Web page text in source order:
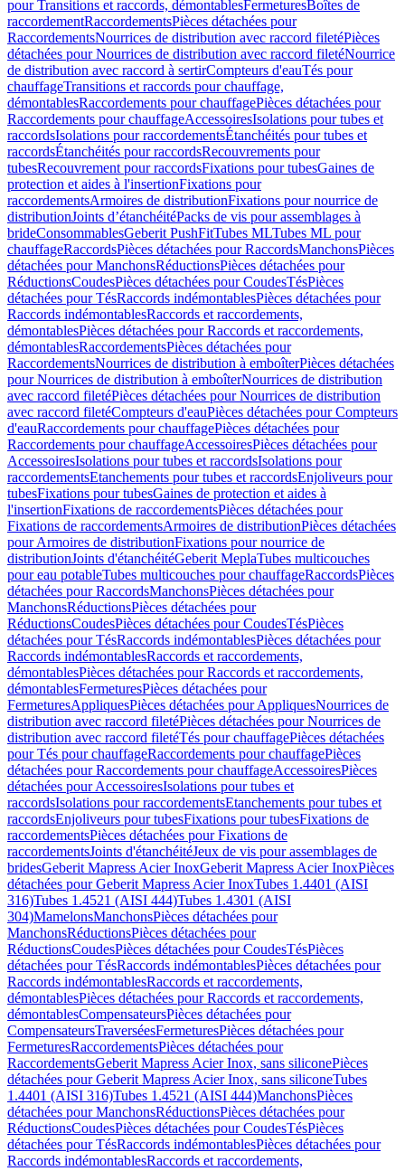
pour Transitions et raccords, démontablesFermeturesBoîtes de
raccordementRaccordementsPièces détachées pour
RaccordementsNourrices de distribution avec raccord filetéPièces
détachées pour Nourrices de distribution avec raccord filetéNourrice
de distribution avec raccord à sertirCompteurs d'eauTés pour
chauffageTransitions et raccords pour chauffage,
démontablesRaccordements pour chauffagePièces détachées pour
Raccordements pour chauffageAccessoiresIsolations pour tubes et
raccordsIsolations pour raccordementsÉtanchéités pour tubes et
raccordsÉtanchéités pour raccordsRecouvrements pour
tubesRecouvrement pour raccordsFixations pour tubesGaines de
protection et aides à l'insertionFixations pour
raccordementsArmoires de distributionFixations pour nourrice de
distributionJoints d’étanchéitéPacks de vis pour assemblages à
brideConsommablesGeberit PushFitTubes MLTubes ML pour
chauffageRaccordsPièces détachées pour RaccordsManchonsPièces
détachées pour ManchonsRéductionsPièces détachées pour
RéductionsCoudesPièces détachées pour CoudesTésPièces
détachées pour TésRaccords indémontablesPièces détachées pour
Raccords indémontablesRaccords et raccordements,
démontablesPièces détachées pour Raccords et raccordements,
démontablesRaccordementsPièces détachées pour
RaccordementsNourrices de distribution à emboîterPièces détachées
pour Nourrices de distribution à emboîterNourrices de distribution
avec raccord filetéPièces détachées pour Nourrices de distribution
avec raccord filetéCompteurs d'eauPièces détachées pour Compteurs
d'eauRaccordements pour chauffagePièces détachées pour
Raccordements pour chauffageAccessoiresPièces détachées pour
AccessoiresIsolations pour tubes et raccordsIsolations pour
raccordementsEtanchements pour tubes et raccordsEnjoliveurs pour
tubesFixations pour tubesGaines de protection et aides à
l'insertionFixations de raccordementsPièces détachées pour
Fixations de raccordementsArmoires de distributionPièces détachées
pour Armoires de distributionFixations pour nourrice de
distributionJoints d'étanchéitéGeberit MeplaTubes multicouches
pour eau potableTubes multicouches pour chauffageRaccordsPièces
détachées pour RaccordsManchonsPièces détachées pour
ManchonsRéductionsPièces détachées pour
RéductionsCoudesPièces détachées pour CoudesTésPièces
détachées pour TésRaccords indémontablesPièces détachées pour
Raccords indémontablesRaccords et raccordements,
démontablesPièces détachées pour Raccords et raccordements,
démontablesFermeturesPièces détachées pour
FermeturesAppliquesPièces détachées pour AppliquesNourrices de
distribution avec raccord filetéPièces détachées pour Nourrices de
distribution avec raccord filetéTés pour chauffagePièces détachées
pour Tés pour chauffageRaccordements pour chauffagePièces
détachées pour Raccordements pour chauffageAccessoiresPièces
détachées pour AccessoiresIsolations pour tubes et
raccordsIsolations pour raccordementsEtanchements pour tubes et
raccordsEnjoliveurs pour tubesFixations pour tubesFixations de
raccordementsPièces détachées pour Fixations de
raccordementsJoints d'étanchéitéJeux de vis pour assemblages de
bridesGeberit Mapress Acier InoxGeberit Mapress Acier InoxPièces
détachées pour Geberit Mapress Acier InoxTubes 1.4401 (AISI
316)Tubes 1.4521 (AISI 444)Tubes 1.4301 (AISI
304)MamelonsManchonsPièces détachées pour
ManchonsRéductionsPièces détachées pour
RéductionsCoudesPièces détachées pour CoudesTésPièces
détachées pour TésRaccords indémontablesPièces détachées pour
Raccords indémontablesRaccords et raccordements,
démontablesPièces détachées pour Raccords et raccordements,
démontablesCompensateursPièces détachées pour
CompensateursTraverséesFermeturesPièces détachées pour
FermeturesRaccordementsPièces détachées pour
RaccordementsGeberit Mapress Acier Inox, sans siliconePièces
détachées pour Geberit Mapress Acier Inox, sans siliconeTubes
1.4401 (AISI 316)Tubes 1.4521 (AISI 444)ManchonsPièces
détachées pour ManchonsRéductionsPièces détachées pour
RéductionsCoudesPièces détachées pour CoudesTésPièces
détachées pour TésRaccords indémontablesPièces détachées pour
Raccords indémontablesRaccords et raccordements,